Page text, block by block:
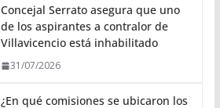
Concejal Serrato asegura que uno
de los aspirantes a contralor de
Villavicencio está inhabilitado
31/07/2026
¿En qué comisiones se ubicaron los